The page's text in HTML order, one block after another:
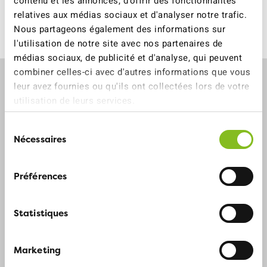
relatives aux médias sociaux et d'analyser notre trafic.
Nous partageons également des informations sur
l'utilisation de notre site avec nos partenaires de
médias sociaux, de publicité et d'analyse, qui peuvent
combiner celles-ci avec d'autres informations que vous
leur avez fournies ou qu'ils ont collectées lors de votre
utilisation de leurs services.
Nécessaires
Préférences
Statistiques
Marketing
Ce pour quoi nous
nous engageons
Qualité de vie